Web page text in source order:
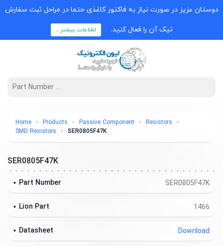
دوستان عزیز در صورت نیاز به فاکتور کاغذی حتما در مراحل ثبت سفارش
تیک آن را فعال کنید. اطلاعات بیشتر...
Home Products Passive Component
Resistors
SMD Resistors
SER0805F47K
SER0805F47K
SER0805F47K
Part Number
1466
Lion Part
Download
Datasheet